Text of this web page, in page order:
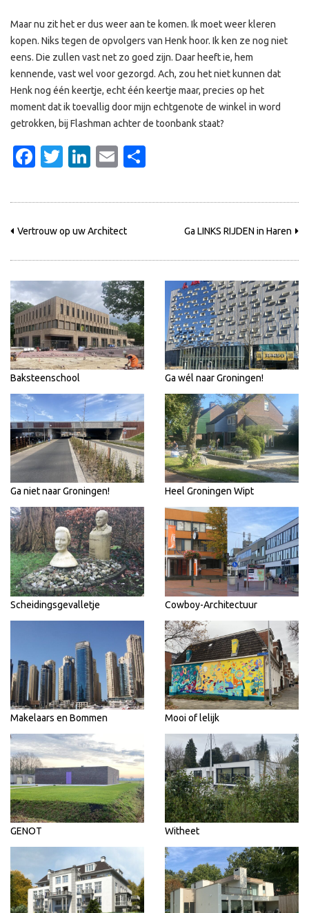
Maar nu zit het er dus weer aan te komen. Ik moet weer kleren
kopen. Niks tegen de opvolgers van Henk hoor. Ik ken ze nog niet
eens. Die zullen vast net zo goed zijn. Daar heeft ie, hem
kennende, vast wel voor gezorgd. Ach, zou het niet kunnen dat
Henk nog één keertje, echt één keertje maar, precies op het
moment dat ik toevallig door mijn echtgenote de winkel in word
getrokken, bij Flashman achter de toonbank staat?
Facebook
Twitter
LinkedIn
Email
Vertrouw op uw Architect Ga LINKS RIJDEN in Haren
Baksteenschool Ga wél naar Groningen!
Ga niet naar Groningen! Heel Groningen Wipt
Scheidingsgevalletje Cowboy-Architectuur
Makelaars en Bommen Mooi of lelijk
GENOT Witheet